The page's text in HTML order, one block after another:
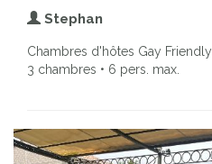
Stephan
Chambres d'hôtes Gay Friendly
3 chambres • 6 pers. max.